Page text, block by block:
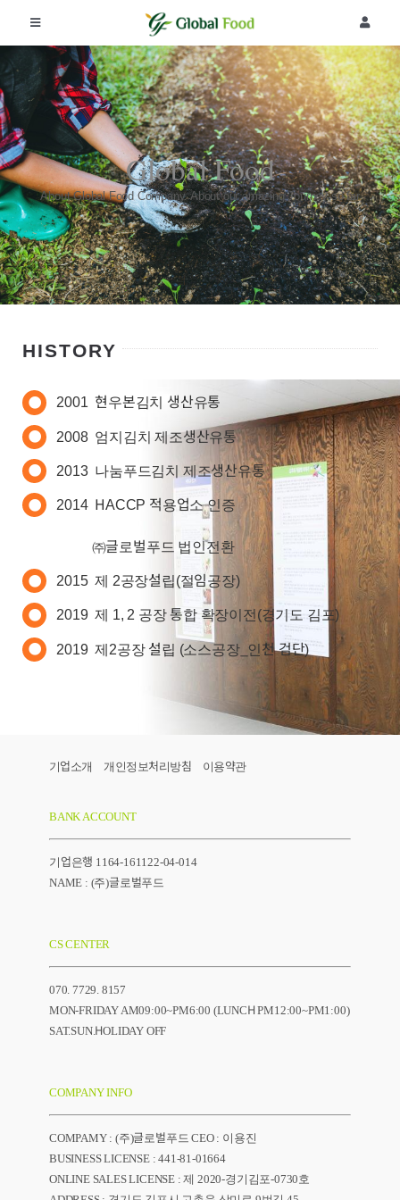
츠
로
건
너
뛰
기
Toggle
회사소개
제품
공지사항
리뷰
커뮤니티
Toggle
로그인
회원가입
주문조회
Global Food
About Global Food Company. About our amazing Journey so far
HISTORY
2001 현우본김치 생산유통
2008 엄지김치 제조생산유통
2013 나눔푸드김치 제조생산유통
2014 HACCP 적용업소 인증
㈜글로벌푸드 법인전환
2015 제 2공장설립(절임공장)
2019 제 1, 2 공장 통합 확장이전(경기도 김포)
2019 제2공장 설립 (소스공장_인천 검단)
기업소개 개인정보처리방침 이용약관
BANK ACCOUNT
기업은행 1164-161122-04-014
NAME : (주)글로벌푸드
CS CENTER
070. 7729. 8157
MON-FRIDAY AM09:00~PM6:00 (LUNCH PM12:00~PM1:00)
SAT.SUN.HOLIDAY OFF
COMPANY INFO
COMPAMY : (주)글로벌푸드 CEO : 이용진
BUSINESS LICENSE : 441-81-01664
ONLINE SALES LICENSE : 제 2020-경기김포-0730호